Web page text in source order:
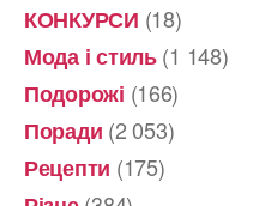
КОНКУРСИ (18)
Мода і стиль(1 148)
Подорожі (166)
Поради (2 053)
Рецепти (175)